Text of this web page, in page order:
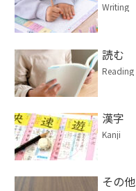
Writing
読む
Reading
漢字
Kanji
その他